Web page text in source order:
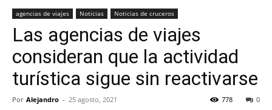
agencias de viajes Noticias Noticias de cruceros
Las agencias de viajes
consideran que la actividad
turística sigue sin reactivarse
Por Alejandro - 25 agosto, 2021 0
778